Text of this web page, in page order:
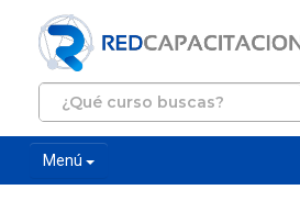
Menú